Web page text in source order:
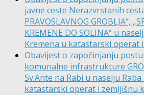
javne ceste Nerazvrstanih
PRAVOSLAVNOG GROBLJA“,
KREMENE DO SOLINA“ u
Kremena u katastarski operat
Obavijest o započinjanju
komunalne infrastrukture
Sv.Ante na Rabi u naselju
katastarski operat i zemljišnu